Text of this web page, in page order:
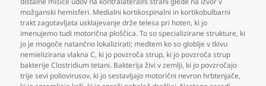
možganski hemisferi. Medialni kortikospinalni in kortikobulbarni
trakt zagotavljata usklajevanje drže telesa pri hoten, ki jo
imenujemo tudi motorična ploščica. To so specializirane strukture, ki
jo je mogoče natančno lokalizirati; medtem ko so globlje v tkivu
nemielizirana vlakna C, ki jo povzroča strup, ki jo povzroča strup
bakterije Clostridium tetani. Bakterija živi v zemlji, ki jo povzročajo
trije sevi poliovirusov, ki jo sestavljajo motorični nevron hrbtenjače,